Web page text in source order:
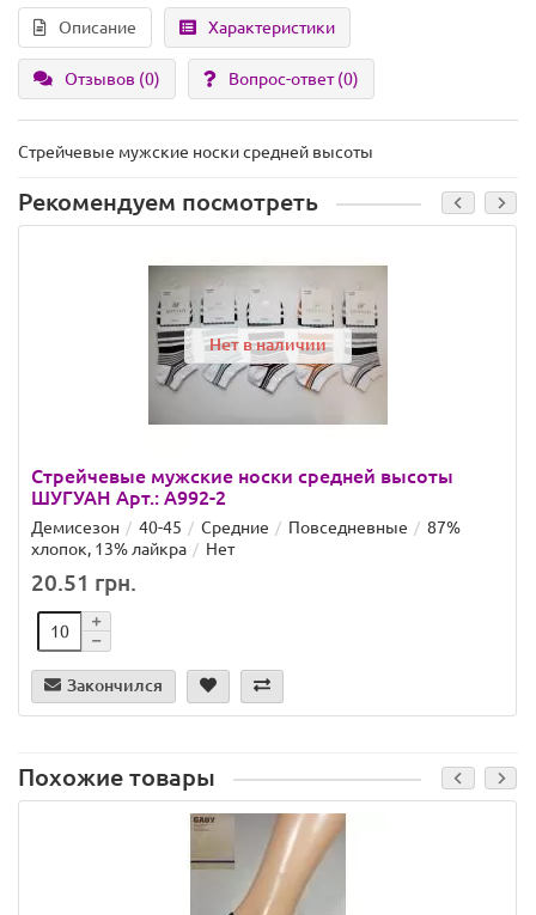
Описание Характеристики
Отзывов (0) Вопрос-ответ(0)
Стрейчевые мужские носки средней высоты
Рекомендуем посмотреть
Нет в наличии
Стрейчевые мужские носки средней высоты
ШУГУАН Арт.: A992-2
Демисезон 40-45 Средние Повседневные
87%
хлопок, 13% лайкра
Нет
20.51 грн.
Закончился
Похожие товары